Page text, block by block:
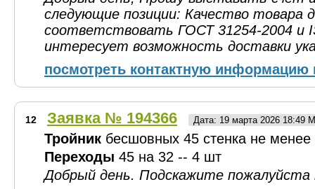
следующие позиции: Качество товара
соответствовать ГОСТ 31254-2004 и
интересует возможность доставки
посмотреть контактную информацию
12 Заявка № 194366 Дата: 19 марта 2026 18:49
Тройник бесшовных 45 стенка не
Переходы 45 на 32 -- 4 шт
Добрый день. Подскажите пожалуйста